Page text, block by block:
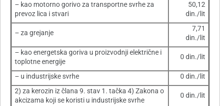
– kao motorno gorivo za transportne svrhe za
prevoz lica i stvari
50,12
din./lit
– za grejanje
7,71
din./lit
– kao energetska goriva u proizvodnji električne i
toplotne energije
0 din./lit
– u industrijske svrhe
0 din./lit
2) za kerozin iz člana 9. stav 1. tačka 4) Zakona o
akcizama koji se koristi u industrijske svrhe
0 din./lit